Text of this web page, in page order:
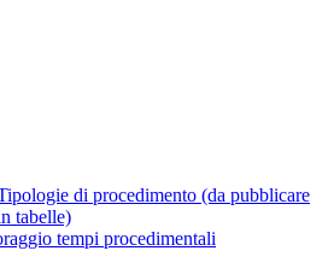
di procedimento (da pubblicare
tabelle)
tempi procedimentali